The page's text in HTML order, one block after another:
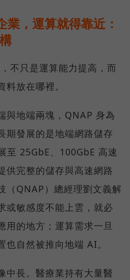
業，運算就得靠近：
不只是運算能力提高，而
放在哪裡。
與地端兩塊，QNAP 身為
期發展的是地端網路儲存
至 25GbE、100GbE 高速
供完整的儲存與高速網路
（QNAP）總經理劉文義解
或敏感度不能上雲，就必
用的地方；運算需求一旦
自然被推向地端 AI。
中長。醫療業持有大量醫